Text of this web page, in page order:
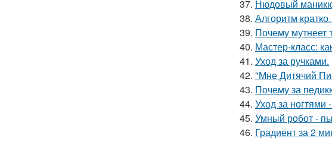
37. Нюдовый
38. Алгоритм
39. Почему мутнеет
40. Мастер-класс:
41. Уход за ручками.
42. "Мне Дитячий
43. Почему за
44. Уход за ногтями
45. Умный робот -
46. Градиент за 2